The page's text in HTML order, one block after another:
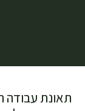
תאונת עבודה